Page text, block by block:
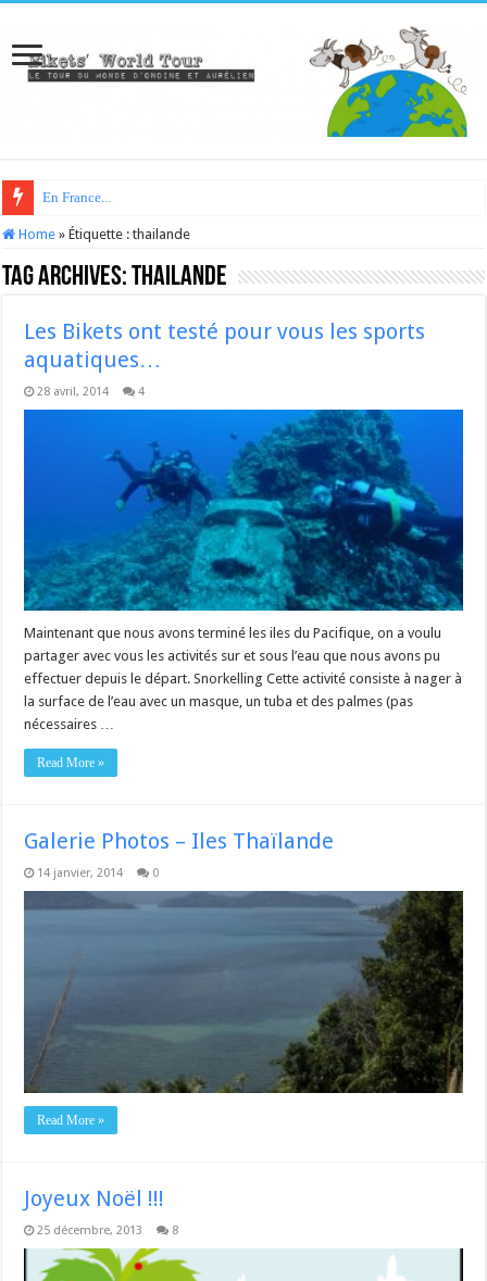
En France...
Home » Étiquette :thailande
Tag Archives:thailande
Les Bikets ont testé pour vous les sports
aquatiques…
28 avril, 2014 4
Maintenant que nous avons terminé les iles du Pacifique, on a voulu
partager avec vous les activités sur et sous l’eau que nous avons pu
effectuer depuis le départ. Snorkelling Cette activité consiste à nager à
la surface de l’eau avec un masque, un tuba et des palmes (pas
nécessaires …
Read More »
Galerie Photos – Iles Thaïlande
14 janvier, 2014 0
Read More »
Joyeux Noël !!!
25 décembre, 2013 8